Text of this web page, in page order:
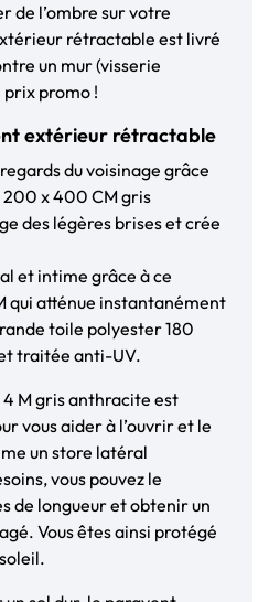
de l’ombre sur votre
rétractable est livré
un mur (visserie
promo !
extérieur rétractable
du voisinage grâce
x 400 CM gris
des légères brises et crée
et intime grâce à ce
qui atténue instantanément
toile polyester 180
traitée anti-UV.
M gris anthracite est
vous aider à l’ouvrir et le
un store latéral
vous pouvez le
de longueur et obtenir un
Vous êtes ainsi protégé